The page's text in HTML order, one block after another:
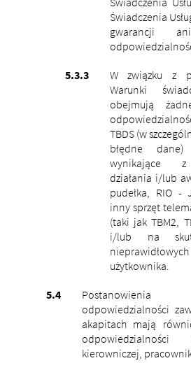
Świadczenia
gwarancji
W związku z
Warunki
obejmują
TBDS (w
błędne
wynikające z
działania i/lub
pudełka, RIO -
inny sprzęt
(taki jak TBM2,
i/lub na
użytkownika.
odpowiedzialności
akapitach mają
kierowniczej,